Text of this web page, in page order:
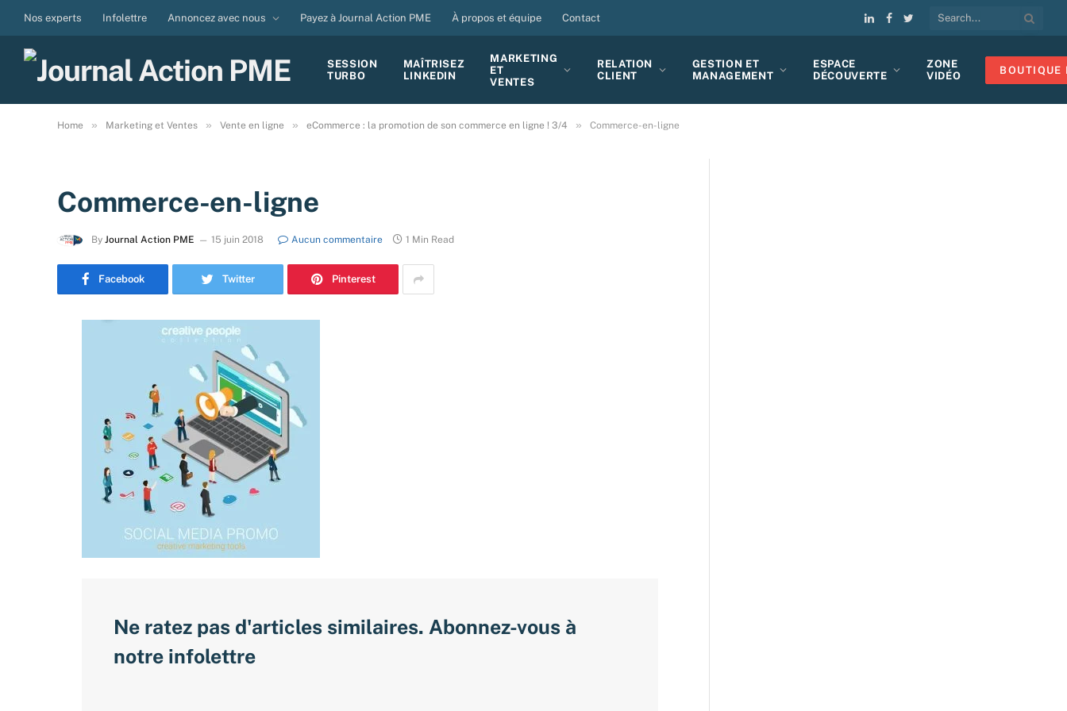
Nos experts Infolettre Annoncez avec nous Payez à Journal Action PME À propos et équipe Contact
LinkedIn
Facebook
Twitter
SESSION
TURBO
MAÎTRISEZ
LINKEDIN
MARKETING
ET
VENTES
RELATION
CLIENT
GESTION ET
MANAGEMENT
ESPACE
DÉCOUVERTE
ZONE
VIDÉO
BOUTIQUE
Home » Marketing et Ventes » Vente en ligne » eCommerce : la promotion de son commerce en ligne ! 3/4 » Commerce-en-ligne
Commerce-en-ligne
By Journal Action PME 15 juin 2018 Aucun commentaire 1 Min Read
Facebook Twitter Pinterest
Ne ratez pas d'articles similaires. Abonnez-vous à
notre infolettre